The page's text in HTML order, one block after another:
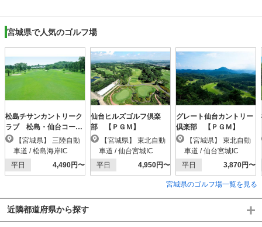
宮城県で人気のゴルフ場
松島チサンカントリーク
ラブ 松島・仙台コース
【ＰＧＭ】
車道 / 松島海岸IC
平日
4,490円〜
仙台ヒルズゴルフ倶楽
部 【ＰＧＭ】
車道 / 仙台宮城IC
平日
4,950円〜
グレート仙台カントリー
倶楽部 【ＰＧＭ】
車道 / 仙台宮城IC
平日
3,870円〜
宮城県のゴルフ場一覧を見る
近隣都道府県から探す